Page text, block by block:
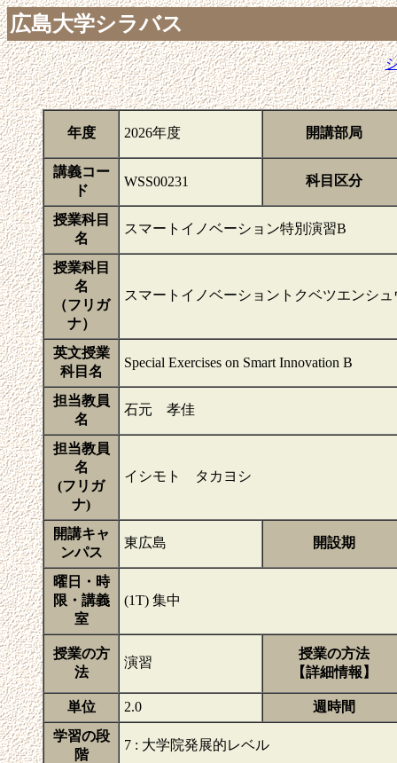
広島大学シラバス
年度 2026年度 開講部局
講義コー
ド
WSS00231 科目区分
授業科目
名
スマートイノベーション特別演習B
授業科目
名
（フリガ
ナ）
スマートイノベーショントクベツエンシュ
英文授業
科目名
Special Exercises on Smart Innovation B
担当教員
名
石元 孝佳
担当教員
名
(フリガ
ナ)
イシモト タカヨシ
開講キャ
ンパス
東広島 開設期
曜日・時
限・講義
室
(1T) 集中
授業の方
法
演習
授業の方法
【詳細情報】
単位 2.0
週時間
学習の段
階
7 : 大学院発展的レベル